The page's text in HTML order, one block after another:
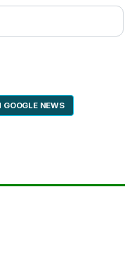
GOOGLE NEWS